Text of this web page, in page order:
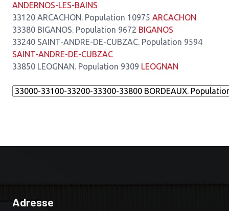
ANDERNOS-LES-BAINS
33120 ARCACHON. Population 10975 ARCACHON
33380 BIGANOS. Population 9672 BIGANOS
33240 SAINT-ANDRE-DE-CUBZAC. Population 9594
SAINT-ANDRE-DE-CUBZAC
33850 LEOGNAN. Population 9309 LEOGNAN
Adresse